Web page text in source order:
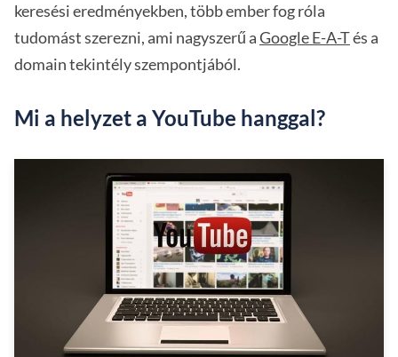
keresési eredményekben, több ember fog róla
tudomást szerezni, ami nagyszerű aGoogle E-A-Tés a
domain tekintély szempontjából.
Mi a helyzet a YouTube hanggal?